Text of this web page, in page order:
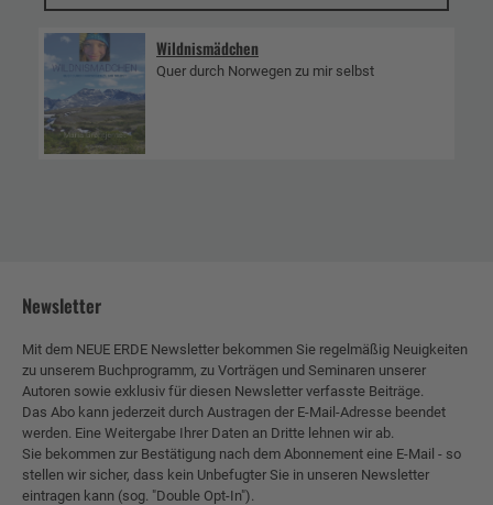
Wildnismädchen
Quer durch Norwegen zu mir selbst
Newsletter
Mit dem NEUE ERDE Newsletter bekommen Sie regelmäßig Neuigkeiten
zu unserem Buchprogramm, zu Vorträgen und Seminaren unserer
Autoren sowie exklusiv für diesen Newsletter verfasste Beiträge.
Das Abo kann jederzeit durch Austragen der E-Mail-Adresse beendet
werden. Eine Weitergabe Ihrer Daten an Dritte lehnen wir ab.
Sie bekommen zur Bestätigung nach dem Abonnement eine E-Mail - so
stellen wir sicher, dass kein Unbefugter Sie in unseren Newsletter
eintragen kann (sog. "Double Opt-In").